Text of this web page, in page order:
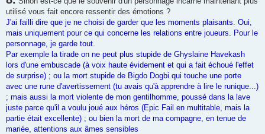
utilisé vous fait encore ressentir des émotions ?
J'ai failli dire que je ne choisi de garder que les moments plaisants. Oui,
mais uniquement pour ce qui concerne les relations entre joueurs. Pour le
personnage, je garde tout.
Par exemple la tirade on ne peut plus stupide de Ghyslaine Havekash
lors d'une embuscade (à voix haute évidement et qui a fait échoué l'effet
de surprise) ; ou la mort stupide de Bigdo Dogbi qui touche une porte
avec une rune d'avertissement (tu avais qu'à apprendre à lire le runique...)
; mais aussi la mort violente de mon gentilhomme, poussé dans la lave
juste parce qu'il a voulu joué aux héros (Epic Fail en multitable, mais la
partie était excellente) ; ou bien la mort de ma compagne, en tenue de
mariée, attentions aux âmes sensibles